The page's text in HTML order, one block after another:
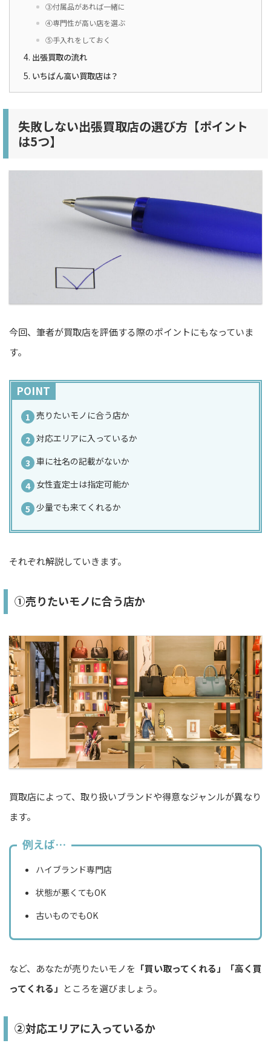
③付属品があれば一緒に
④専門性が高い店を選ぶ
⑤手入れをしておく
出張買取の流れ
いちばん高い買取店は？
失敗しない出張買取店の選び方【ポイント
は5つ】
今回、筆者が買取店を評価する際のポイントにもなっていま
す。
POINT
売りたいモノに合う店か
対応エリアに入っているか
車に社名の記載がないか
女性査定士は指定可能か
少量でも来てくれるか
それぞれ解説していきます。
①売りたいモノに合う店か
買取店によって、取り扱いブランドや得意なジャンルが異なり
ます。
例えば…
ハイブランド専門店
状態が悪くてもOK
古いものでもOK
など、あなたが売りたいモノを 「買い取ってくれる」「高く買
ってくれる」 ところを選びましょう。
②対応エリアに入っているか